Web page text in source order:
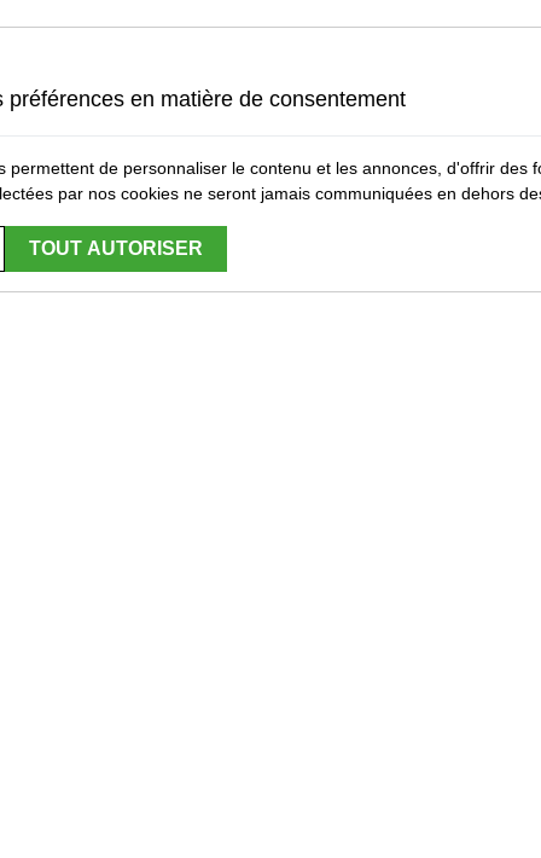
préférences en matière de consentement
permettent de personnaliser le contenu et les annonces, d'offrir
par nos cookies ne seront jamais communiquées en dehors
TOUT AUTORISER